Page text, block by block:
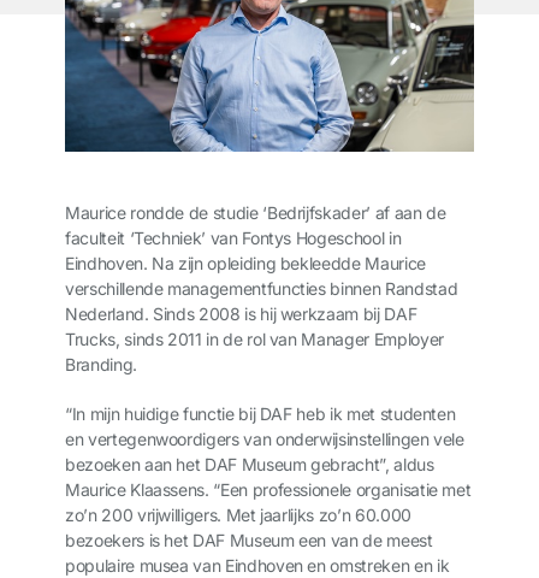
Maurice rondde de studie ‘Bedrijfskader’ af aan de
faculteit ‘Techniek’ van Fontys Hogeschool in
Eindhoven. Na zijn opleiding bekleedde Maurice
verschillende managementfuncties binnen Randstad
Nederland. Sinds 2008 is hij werkzaam bij DAF
Trucks, sinds 2011 in de rol van Manager Employer
Branding.
“In mijn huidige functie bij DAF heb ik met studenten
en vertegenwoordigers van onderwijsinstellingen vele
bezoeken aan het DAF Museum gebracht”, aldus
Maurice Klaassens. “Een professionele organisatie met
zo’n 200 vrijwilligers. Met jaarlijks zo’n 60.000
bezoekers is het DAF Museum een van de meest
populaire musea van Eindhoven en omstreken en ik